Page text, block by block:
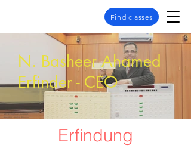
Find classes
N. Basheer Ahamed
Erfinder - CEO
Erfindung